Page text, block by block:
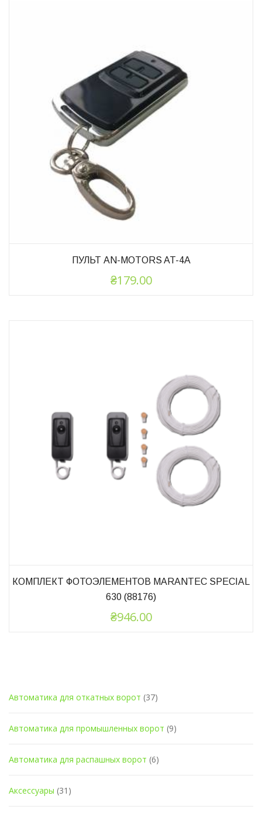
ПУЛЬТ AN-MOTORS AT-4A
₴179.00
КОМПЛЕКТ ФОТОЭЛЕМЕНТОВ MARANTEC SPECIAL
630 (88176)
₴946.00
Автоматика для откатных ворот (37)
Автоматика для промышленных ворот (9)
Автоматика для распашных ворот (6)
Аксессуары (31)